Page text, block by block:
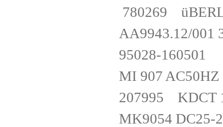
780269
AA9943.12/
95028-
MI 907
207995
MK9054